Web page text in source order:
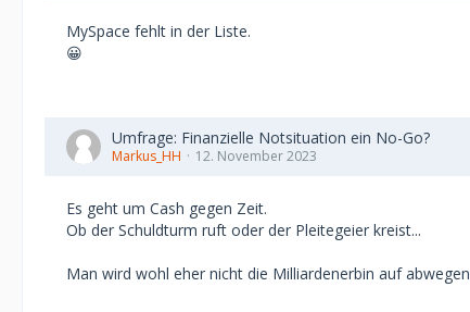
MySpace fehlt in der Liste.
😀
Umfrage: Finanzielle Notsituation ein No-Go?
Markus_HH 12. November 2023
Es geht um Cash gegen Zeit.
Ob der Schuldturm ruft oder der Pleitegeier kreist...
Man wird wohl eher nicht die Milliardenerbin auf